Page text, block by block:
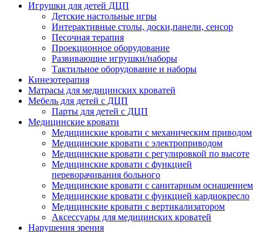
Игрушки для детей ДЦП
Детские настольные игры
Интерактивные столы, доски,панели, сенсор
Песочная терапия
Проекционное оборудование
Развивающие игрушки/наборы
Тактильное оборудование и наборы
Кинезотерапия
Матрасы для медицинских кроватей
Мебель для детей с ДЦП
Парты для детей с ДЦП
Медицинские кровати
Медицинские кровати с механическим приводом
Медицинские кровати с электроприводом
Медицинские кровати с регулировкой по высоте
Медицинские кровати с функцией
переворачивания больного
Медицинские кровати с санитарным оснащением
Медицинские кровати с функцией кардиокресло
Медицинские кровати с вертикализатором
Аксессуары для медицинских кроватей
Нарушения зрения